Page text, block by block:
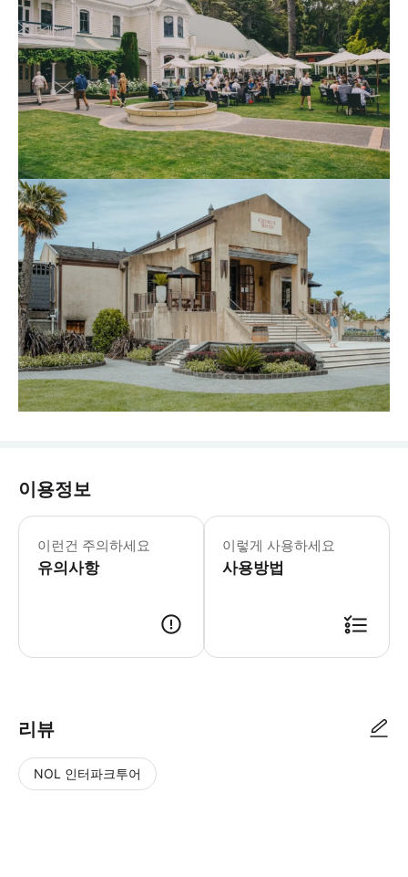
이용정보
이런건 주의하세요
유의사항
이렇게 사용하세요
사용방법
리뷰
NOL 인터파크투어